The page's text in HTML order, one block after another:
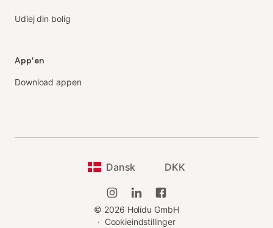
Udlej din bolig
App'en
Download appen
Dansk DKK
© 2026 Holidu GmbH
· Cookieindstillinger